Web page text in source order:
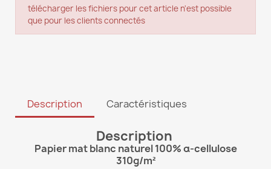
télécharger les fichiers pour cet article n'est possible
que pour les clients connectés
Description Caractéristiques
Description
Papier mat blanc naturel 100% α-cellulose
310g/m²